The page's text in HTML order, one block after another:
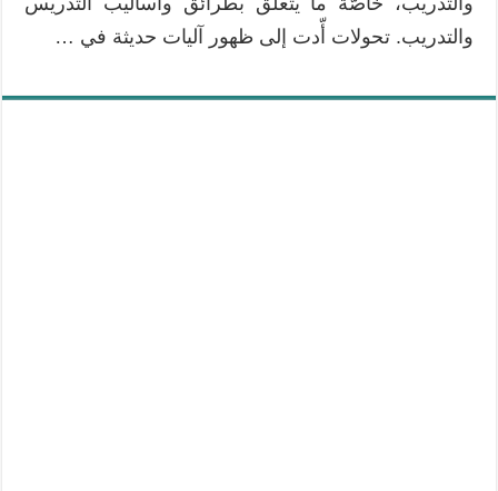
والتدريب. تحولات أّدت إلى ظهور آليات حديثة في …